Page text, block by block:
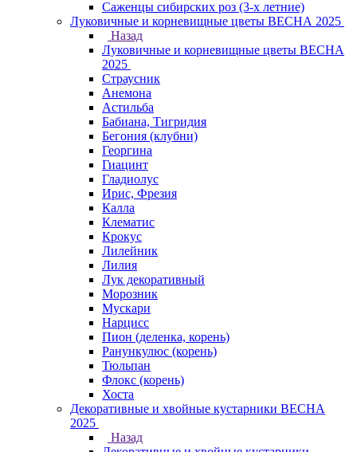
Саженцы сибирских роз (3-х летние)
Луковичные и корневищные цветы ВЕСНА 2025
Назад
Луковичные и корневищные цветы ВЕСНА
2025
Страусник
Анемона
Астильба
Бабиана, Тигридия
Бегония (клубни)
Георгина
Гиацинт
Гладиолус
Ирис, Фрезия
Калла
Клематис
Крокус
Лилейник
Лилия
Лук декоративный
Морозник
Мускари
Нарцисс
Пион (деленка, корень)
Ранункулюс (корень)
Тюльпан
Флокс (корень)
Хоста
Декоративные и хвойные кустарники ВЕСНА
2025
Назад